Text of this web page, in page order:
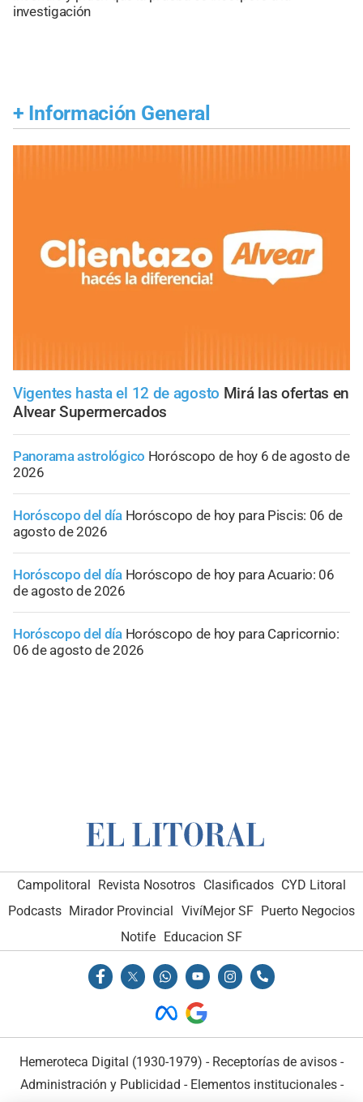
investigación
+ Información General
Vigentes hasta el 12 de agosto Mirá las ofertas en
Alvear Supermercados
Panorama astrológico Horóscopo de hoy 6 de agosto de
2026
Horóscopo del día Horóscopo de hoy para Piscis: 06 de
agosto de 2026
Horóscopo del día Horóscopo de hoy para Acuario: 06
de agosto de 2026
Horóscopo del día Horóscopo de hoy para Capricornio:
06 de agosto de 2026
Campolitoral Revista Nosotros Clasificados CYD Litoral
Podcasts Mirador Provincial VivíMejor SF Puerto Negocios
Notife
Educacion SF
Hemeroteca Digital (1930-1979) - Receptorías de avisos -
Administración y Publicidad - Elementos institucionales-